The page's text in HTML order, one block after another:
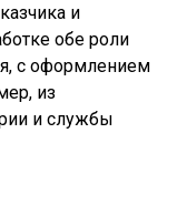
и
обе роли
с оформлением
из
и службы